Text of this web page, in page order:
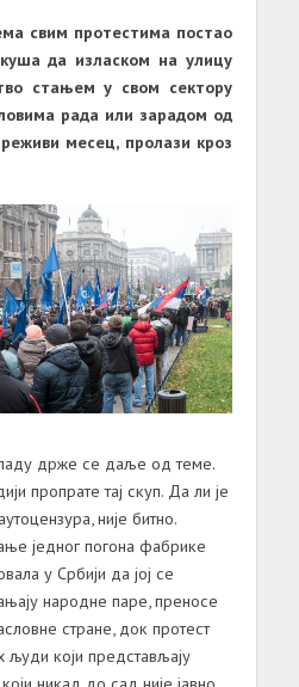
свим протестима постао
да изласком на улицу
стањем у свом сектору
рада или зарадом од
месец, пролази кроз
држе се даље од теме.
пропрате тај скуп. Да ли је
није битно.
једног погона фабрике
у Србији да јој се
народне паре, преносе
стране, док протест
који представљају